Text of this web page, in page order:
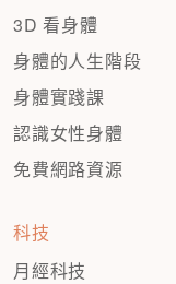
3D 看身體
身體的人生階段
身體實踐課
認識女性身體
免費網路資源
科技
月經科技